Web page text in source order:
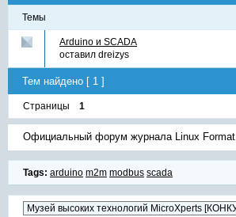
Темы
Arduino и SCADA
оставил dreizys
Тем найдено [ 1 ]
Страницы 1
Официальный форум журнала Linux Format
Tags: arduino m2m modbus scada